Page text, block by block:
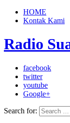
HOME
Kontak Kami
Radio
facebook
twitter
youtube
Google+
Search for: